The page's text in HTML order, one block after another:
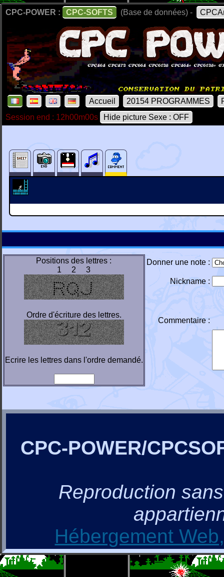
CPC-POWER : CPC-SOFTS (Base de données) -
Accueil 20154 PROGRAMMES
Session end : 12h00m00s
Hide picture Sexe : OFF
Positions des lettres :
1 2 3
Ordre d'écriture des lettres.
Ecrire les lettres dans l'ordre demandé.
Donner une note :
Nickname :
Commentaire :
CPC-POWER/
Reproduction
Hébergement